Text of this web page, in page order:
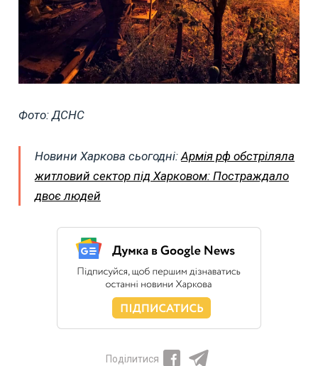
Фото: ДСНС
Новини Харкова сьогодні: Армія рф обстріляла
житловий сектор під Харковом: Постраждало
двоє людей
Поділитися